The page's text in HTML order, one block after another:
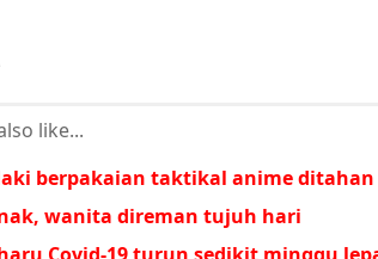
like...
berpakaian taktikal anime ditahan
wanita direman tujuh hari